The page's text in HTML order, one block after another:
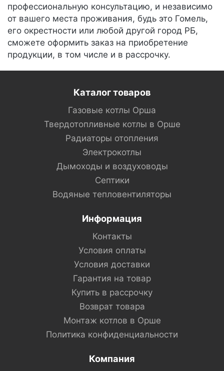
профессиональную консультацию, и независимо
от вашего места проживания, будь это Гомель,
его окрестности или любой другой город РБ,
сможете оформить заказ на приобретение
продукции, в том числе и в рассрочку.
Каталог товаров
Газовые котлы Орша
Твердотопливные котлы в Орше
Радиаторы отопления
Электрокотлы
Дымоходы и воздуховоды
Септики
Водяные тепловентиляторы
Информация
Контакты
Условия оплаты
Условия доставки
Гарантия на товар
Купить в рассрочку
Возврат товара
Монтаж котлов в Орше
Политика конфиденциальности
Компания